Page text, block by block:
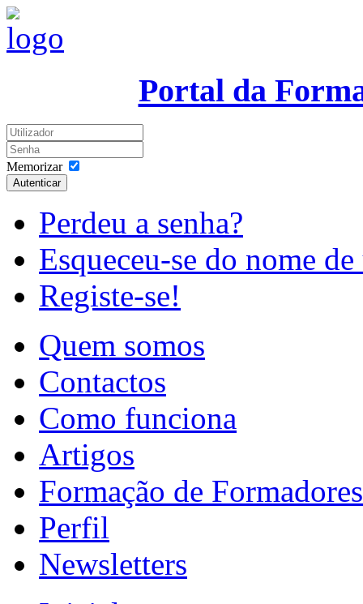
Portal da
Memorizar
Autenticar
Perdeu a senha?
Esqueceu-se do nome
Registe-se!
Quem somos
Contactos
Como funciona
Artigos
Formação de Formadores
Perfil
Newsletters